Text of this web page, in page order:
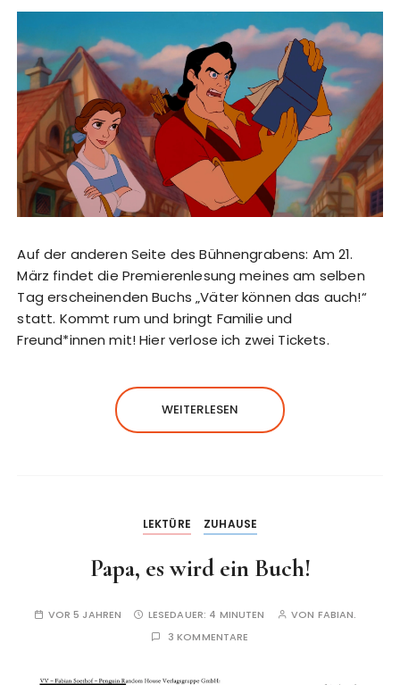
Auf der anderen Seite des Bühnengrabens: Am 21.
März findet die Premierenlesung meines am selben
Tag erscheinenden Buchs „Väter können das auch!“
statt. Kommt rum und bringt Familie und
Freund*innen mit! Hier verlose ich zwei Tickets.
WEITERLESEN
LEKTÜRE ZUHAUSE
Papa, es wird ein Buch!
VOR 5 JAHREN LESEDAUER: 4 MINUTEN VON FABIAN.
3 KOMMENTARE